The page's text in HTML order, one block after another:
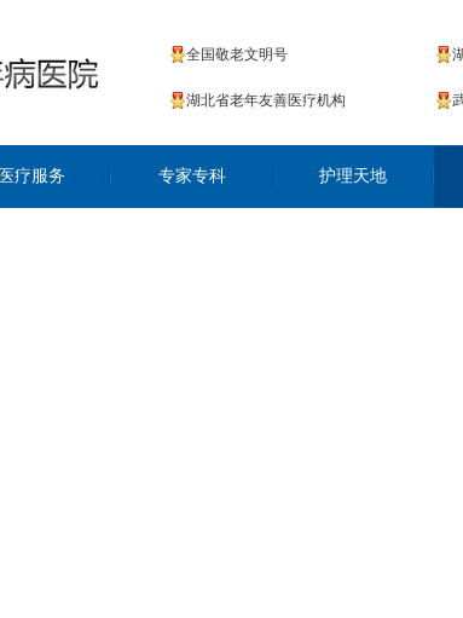
全国敬老文明号
湖北省老年友善医疗机构
医疗服务 专家专科 护理天地